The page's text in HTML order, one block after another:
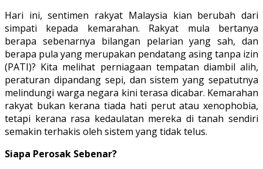
Hari ini, sentimen rakyat Malaysia kian berubah dari
simpati kepada kemarahan. Rakyat mula bertanya
berapa sebenarnya bilangan pelarian yang sah, dan
berapa pula yang merupakan pendatang asing tanpa izin
(PATI)? Kita melihat perniagaan tempatan diambil alih,
peraturan dipandang sepi, dan sistem yang sepatutnya
melindungi warga negara kini terasa dicabar. Kemarahan
rakyat bukan kerana tiada hati perut atau xenophobia,
tetapi kerana rasa kedaulatan mereka di tanah sendiri
semakin terhakis oleh sistem yang tidak telus.
Siapa Perosak Sebenar?